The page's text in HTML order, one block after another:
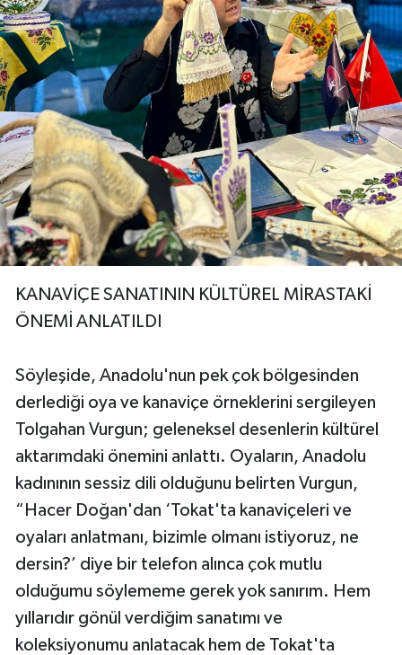
KANAVİÇE SANATININ KÜLTÜREL MİRASTAKİ
ÖNEMİ ANLATILDI
Söyleşide, Anadolu'nun pek çok bölgesinden
derlediği oya ve kanaviçe örneklerini sergileyen
Tolgahan Vurgun; geleneksel desenlerin kültürel
aktarımdaki önemini anlattı. Oyaların, Anadolu
kadınının sessiz dili olduğunu belirten Vurgun,
“Hacer Doğan'dan ‘Tokat'ta kanaviçeleri ve
oyaları anlatmanı, bizimle olmanı istiyoruz, ne
dersin?’ diye bir telefon alınca çok mutlu
olduğumu söylememe gerek yok sanırım. Hem
yıllarıdır gönül verdiğim sanatımı ve
koleksiyonumu anlatacak hem de Tokat'ta